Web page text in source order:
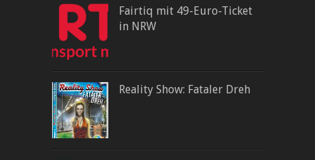
Fairtiq mit 49-Euro-Ticket
in NRW
Reality Show: Fataler Dreh